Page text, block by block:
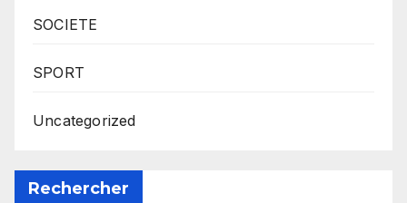
SOCIETE
SPORT
Uncategorized
Rechercher